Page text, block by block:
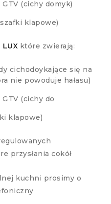
(cichy domyk)
klapowe)
LUX które zwierają:
cichodoykające się na
nie powoduje hałasu)
(cichy do
klapowe)
przysłania cokół
kuchni prosimy o